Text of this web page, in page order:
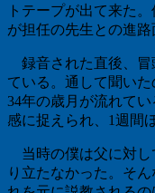
トテープが出て来た
が担任の先生との進路
録音された直後、冒
ている。通して聞い
34年の歳月が流れて
感に捉えられ、 1週間
当時の僕は父に対し
り立たなかった。そ